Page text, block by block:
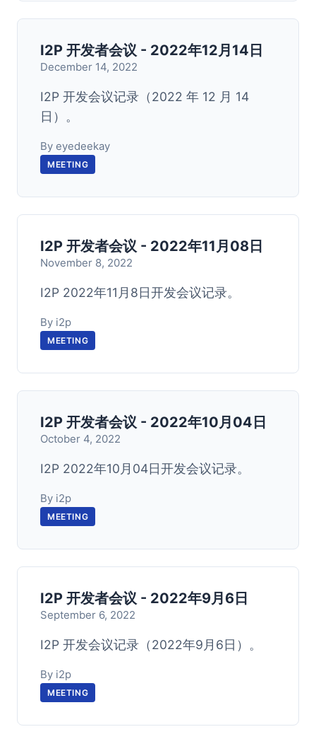
I2P 开发者会议 - 2022年12月14日
December 14, 2022
I2P 开发会议记录（2022 年 12 月 14
日）。
By eyedeekay
MEETING
I2P 开发者会议 - 2022年11月08日
November 8, 2022
I2P 2022年11月8日开发会议记录。
By i2p
MEETING
I2P 开发者会议 - 2022年10月04日
October 4, 2022
I2P 2022年10月04日开发会议记录。
By i2p
MEETING
I2P 开发者会议 - 2022年9月6日
September 6, 2022
I2P 开发会议记录（2022年9月6日）。
By i2p
MEETING